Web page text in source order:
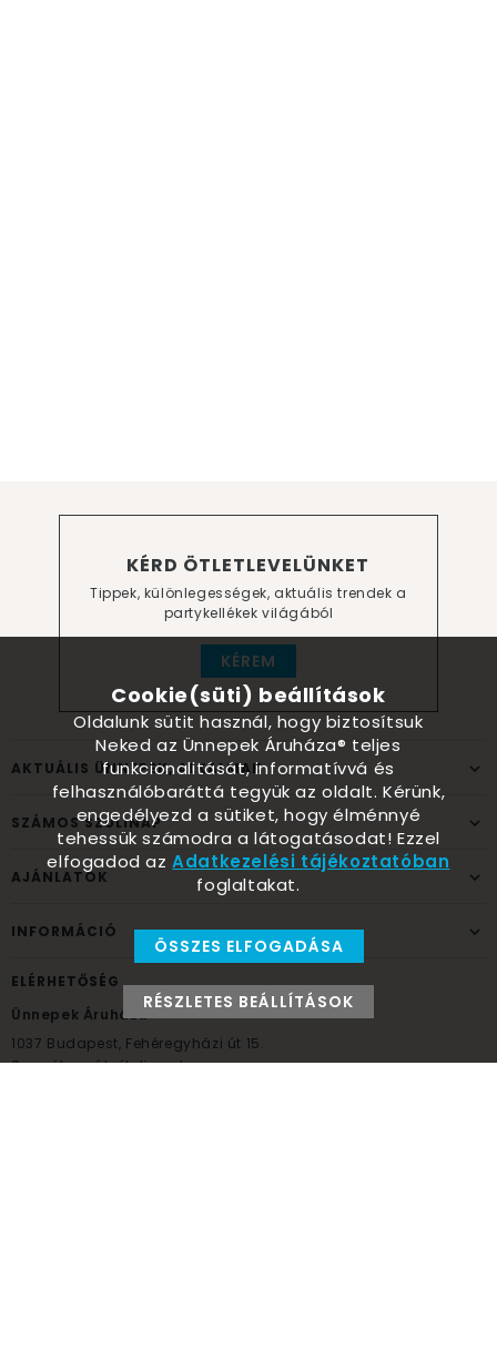
KÉRD ÖTLETLEVELÜNKET
Tippek, különlegességek, aktuális trendek a
partykellékek világából
KÉREM
AKTUÁLIS ÜNNEPEK, ALKALMAK
SZÁMOS SZÜLINAP
AJÁNLATOK
INFORMÁCIÓ
ELÉRHETŐSÉG
Ünnepek Áruháza
1037 Budapest, Fehéregyházi út 15.
Személyes átvételi pont
Cookie(süti) beállítások
Oldalunk sütit használ, hogy biztosítsuk
Neked az Ünnepek Áruháza® teljes
funkcionalitását, informatívvá és
felhasználóbaráttá tegyük az oldalt. Kérünk,
engedélyezd a sütiket, hogy élménnyé
tehessük számodra a látogatásodat! Ezzel
elfogadod azAdatkezelési tájékoztatóban
foglaltakat.
ÖSSZES ELFOGADÁSA
RÉSZLETES BEÁLLÍTÁSOK